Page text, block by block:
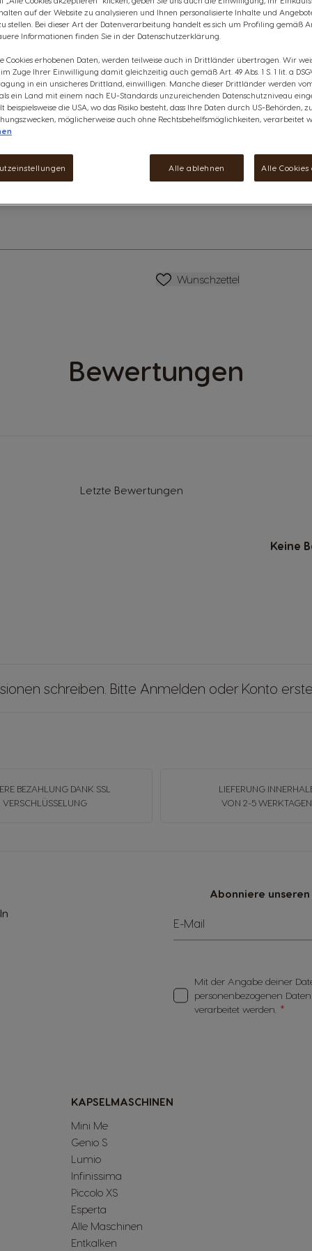
Bohnen aus dem Hochland
Diese Aktion ist nicht mit
kombinierbar, einschließlich
Dieses Paket enthält:
6 NESCAFÉ® Dolce Gusto®
The price depends on the
€ 40,02
Wunschliste
Wunschzettel
Bewertungen
Letzte Bewertungen
Keine
schreiben. Bitte Anmelden oder Konto
BEZAHLUNG DANK SSL
VERSCHLÜSSELUNG
LIEFERUNG
VON 2-5 WERKTAGEN
Abonniere
E-Mail
Mit der Angabe deiner
personenbezogenen
verarbeitet werden.
KAPSELMASCHINEN
Mini Me
Genio S
Lumio
Infinissima
Piccolo XS
Esperta
Alle Maschinen
Entkalken
auf der Website zu analysieren und Ihnen personalisierte Inhalte und
stellen. Bei dieser Art der Datenverarbeitung handelt es sich um Profiling gemäß
Informationen finden Sie in der Datenschutzerklärung.
Cookies erhobenen Daten, werden teilweise auch in Drittländer übertragen. Wir
im Zuge Ihrer Einwilligung damit gleichzeitig auch gemäß Art. 49 Abs. 1 S. 1 lit. a
in ein unsicheres Drittland, einwilligen. Manche dieser Drittländer werden
ein Land mit einem nach EU-Standards unzureichenden Datenschutzniveau
beispielsweise die USA, wo das Risiko besteht, dass Ihre Daten durch US-Behörden,
möglicherweise auch ohne Rechtsbehelfsmöglichkeiten, verarbeitet
Alle ablehnen Alle